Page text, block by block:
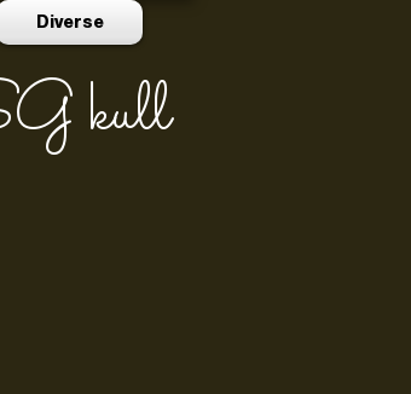
Diverse
kull